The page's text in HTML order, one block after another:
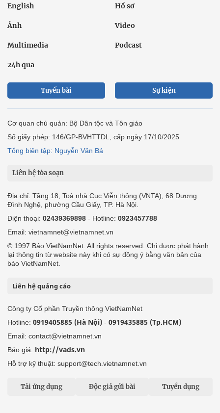
English Hồ sơ
Ảnh Video
Multimedia Podcast
24h qua
Tuyến bài Sự kiện
Cơ quan chủ quản: Bộ Dân tộc và Tôn giáo
Số giấy phép: 146/GP-BVHTTDL, cấp ngày 17/10/2025
Tổng biên tập: Nguyễn Văn Bá
Liên hệ tòa soạn
Địa chỉ: Tầng 18, Toà nhà Cục Viễn thông (VNTA), 68 Dương
Đình Nghệ, phường Cầu Giấy, TP. Hà Nội.
Điện thoại: 02439369898 - Hotline: 0923457788
Email: vietnamnet@vietnamnet.vn
© 1997 Báo VietNamNet. All rights reserved. Chỉ được phát hành
lại thông tin từ website này khi có sự đồng ý bằng văn bản của
báo VietNamNet.
Liên hệ quảng cáo
Công ty Cổ phần Truyền thông VietNamNet
Hotline: 0919405885 (Hà Nội) - 0919435885 (Tp.HCM)
Email: contact@vietnamnet.vn
Báo giá: http://vads.vn
Hỗ trợ kỹ thuật: support@tech.vietnamnet.vn
Tải ứng dụng Độc giả gửi bài Tuyển dụng